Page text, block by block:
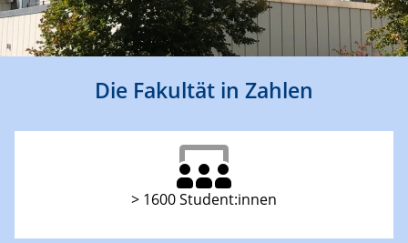
Die Fakultät in Zahlen
> 1600 Student:innen